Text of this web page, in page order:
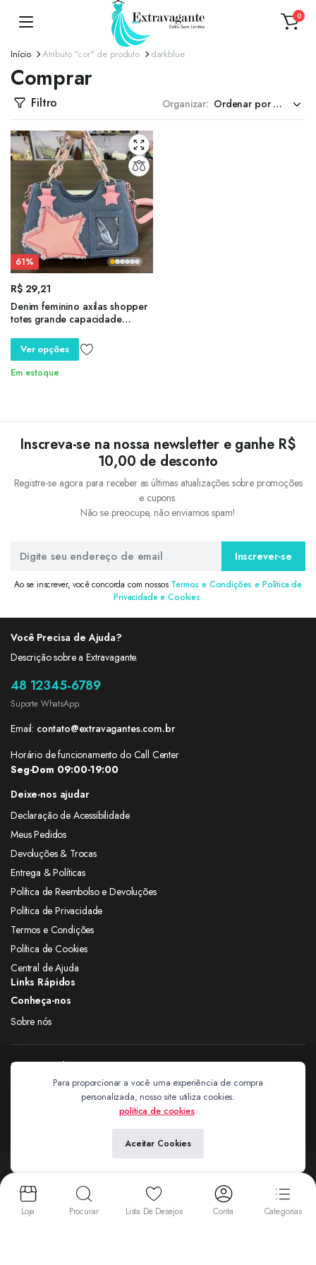
0
Início Atributo "cor" de produto darkblue
Comprar
Filtro Organizar:
61%
R$29,21
Denim feminino axilas shopper
totes grande capacidade
luxo bolsa feminina pequena
crossbody saco
Ver opções
Em estoque
Inscreva-se na nossa newsletter e ganhe R$
10,00 de desconto
Registre-se agora para receber as últimas atualizações sobre promoções
e cupons.
Não se preocupe, não enviamos spam!
Inscrever-se
Ao se inscrever, você concorda com nossos Termos e Condições e Política de
Privacidade e Cookies.
Você Precisa de Ajuda?
Descrição sobre a Extravagante.
48 12345-6789
Suporte WhatsApp.
Email: contato@extravagantes.com.br
Horário de funcionamento do Call Center
Seg-Dom 09:00-19:00
Deixe-nos ajudar
Declaração de Acessibilidade
Meus Pedidos
Devoluções & Trocas
Entrega & Políticas
Política de Reembolso e Devoluções
Política de Privacidade
Termos e Condições
Política de Cookies
Central de Ajuda
Links Rápidos
Conheça-nos
Sobre nós
Siga nas redes
Copyright 2024 © Extravagantes. Todos os direitos reservados. by
Aceitamos:
Para proporcionar a você uma experiência de compra
personalizada, nosso site utiliza cookies.
política de cookies.
Aceitar Cookies
Loja Procurar Lista De Desejos Conta Categorias